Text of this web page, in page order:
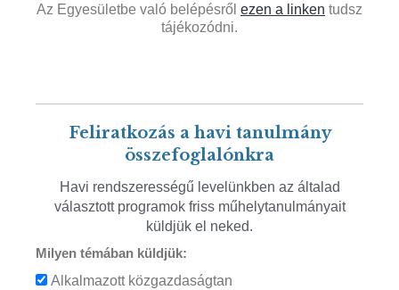
Az Egyesületbe való belépésről ezen a linken tudsz
tájékozódni.
Feliratkozás a havi tanulmány
összefoglalónkra
Havi rendszerességű levelünkben az általad
választott programok friss műhelytanulmányait
küldjük el neked.
Milyen témában küldjük:
Alkalmazott közgazdaságtan